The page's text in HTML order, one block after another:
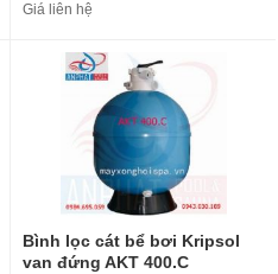
Giá liên hệ
Bình lọc cát bể bơi Kripsol
van đứng AKT 400.C